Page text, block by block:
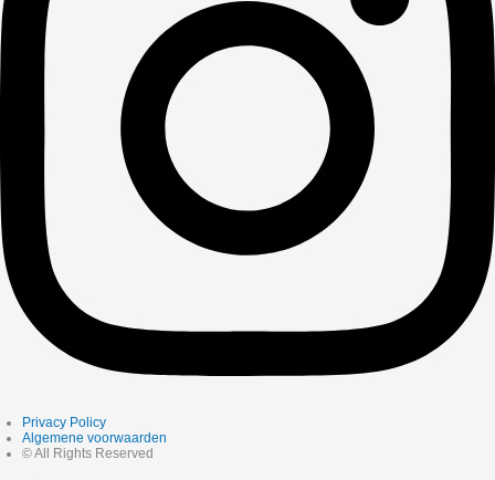
Privacy Policy
Algemene voorwaarden
© All Rights Reserved